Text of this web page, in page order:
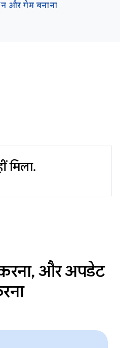
और गेम बनाना
मिला.
करना, और अपडेट